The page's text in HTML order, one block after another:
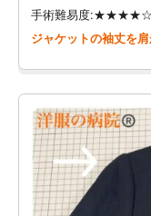
手術難易度:★★★★☆
ジャケットの袖丈を